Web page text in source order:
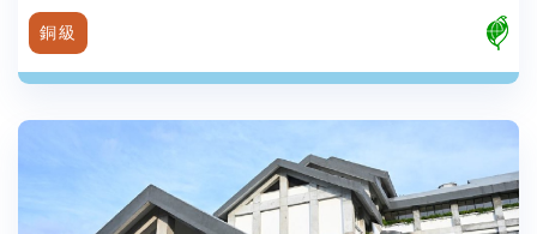
銅級